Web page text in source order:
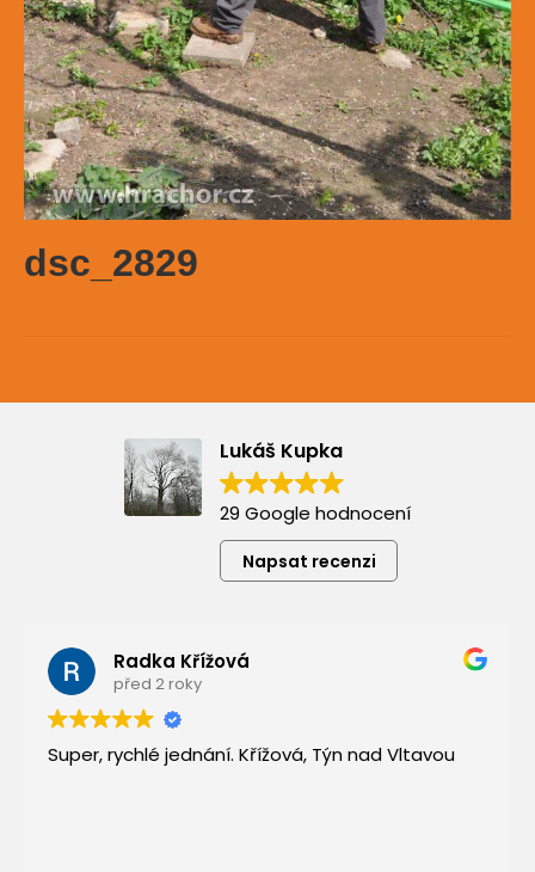
dsc_2829
Lukáš Kupka
29 Google hodnocení
Napsat recenzi
Radka Křížová
před 2 roky
Super, rychlé jednání. Křížová, Týn nad Vltavou